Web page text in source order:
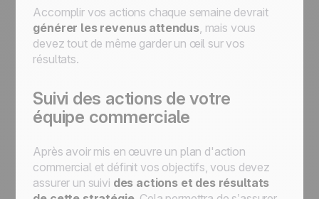
Accomplir vos actions chaque semaine devrait
générer les revenus attendus, mais vous
devez tout de même garder un œil sur vos
résultats.
Suivi des actions de votre
équipe commerciale
Après avoir mis en œuvre un plan d'action
commercial et définit vos objectifs, vous devez
assurer un suivi des actions et des résultats